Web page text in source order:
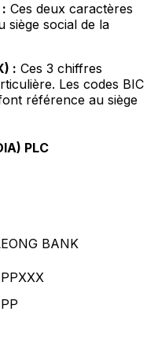
Ces deux caractères
siège social de la
: Ces 3 chiffres
Les codes BIC
référence au siège
PLC
BANK